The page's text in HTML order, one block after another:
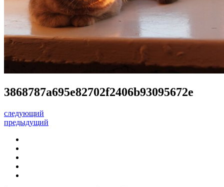
3868787a695e82702f2406b93095672e
следующий
предыдущий